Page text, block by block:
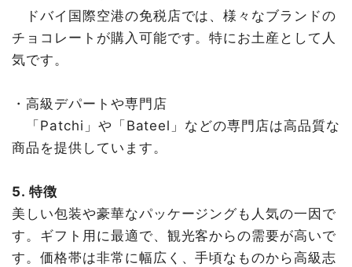
ドバイ国際空港の免税店では、様々なブランドの
チョコレートが購入可能です。特にお土産として人
気です。
・高級デパートや専門店
「Patchi」や「Bateel」などの専門店は高品質な
商品を提供しています。
5. 特徴
美しい包装や豪華なパッケージングも人気の一因で
す。ギフト用に最適で、観光客からの需要が高いで
す。価格帯は非常に幅広く、手頃なものから高級志